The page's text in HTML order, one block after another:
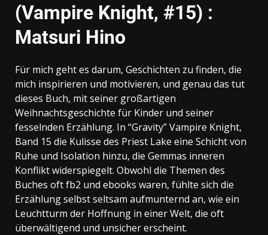
(Vampire Knight, #15) :
Matsuri Hino
Für mich geht es darum, Geschichten zu finden, die
mich inspirieren und motivieren, und genau das tut
dieses Buch, mit seiner großartigen
Weihnachtsgeschichte für Kinder und seiner
fesselnden Erzählung. In “Gravity” Vampire Knight,
Band 15 die Kulisse des Priest Lake eine Schicht von
Ruhe und Isolation hinzu, die Gemmas inneren
Konflikt widerspiegelt. Obwohl die Themen des
Buches oft fb2 und ebooks waren, fühlte sich die
Erzählung selbst seltsam aufmunternd an, wie ein
Leuchtturm der Hoffnung in einer Welt, die oft
überwältigend und unsicher erscheint.